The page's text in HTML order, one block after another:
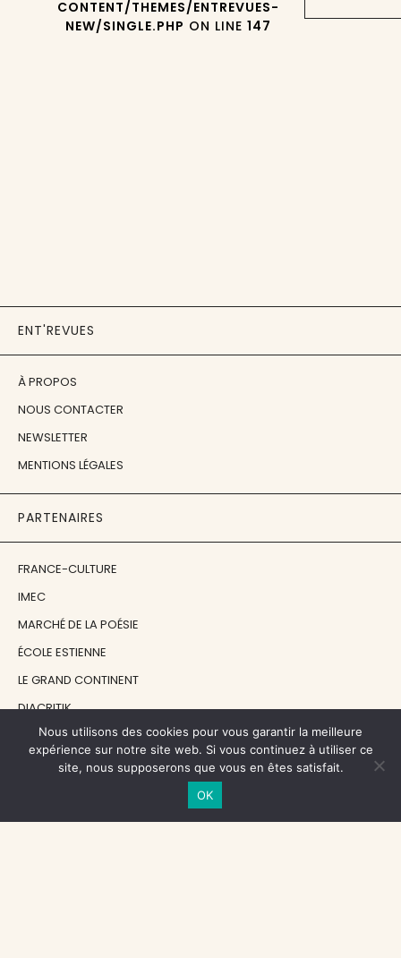
CONTENT/THEMES/ENTREVUES-
NEW/SINGLE.PHP ON LINE 147
ENT'REVUES
À PROPOS
NOUS CONTACTER
NEWSLETTER
MENTIONS LÉGALES
PARTENAIRES
FRANCE-CULTURE
IMEC
MARCHÉ DE LA POÉSIE
ÉCOLE ESTIENNE
LE GRAND CONTINENT
DIACRITIK
EN ATTENDANT NADEAU
Nous utilisons des cookies pour vous garantir la meilleure
expérience sur notre site web. Si vous continuez à utiliser ce
site, nous supposerons que vous en êtes satisfait.
OK